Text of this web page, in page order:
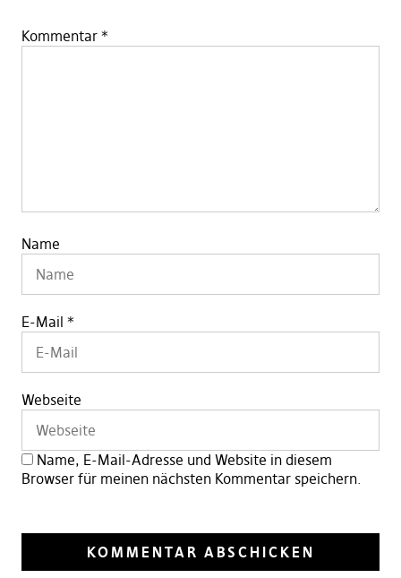
Kommentar *
Name
E-Mail *
Webseite
Name, E-Mail-Adresse und Website in diesem
Browser für meinen nächsten Kommentar speichern.